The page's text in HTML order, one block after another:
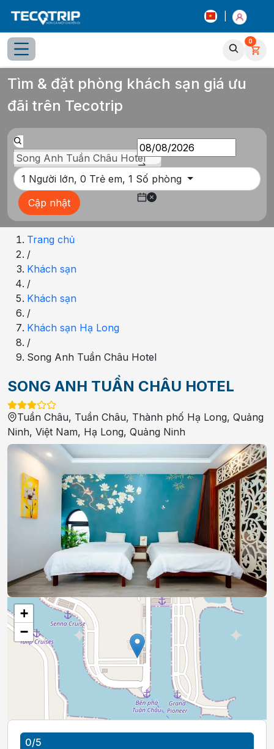
0
Tổng quan Chọn phòng Thông tin khách sạn Tiện
Tìm & đặt phòng khách sạn giá ưu
đãi trên Tecotrip
1 Người lớn, 0 Trẻ em, 1 Số phòng
Cập nhật
Trang chủ
/
Khách sạn
/
Khách sạn
/
Khách sạn Hạ Long
/
Song Anh Tuần Châu Hotel
SONG ANH TUẦN CHÂU HOTEL
Tuần Châu, Tuần Châu, Thành phố Hạ Long, Quảng
Ninh, Việt Nam, Hạ Long, Quảng Ninh
+
−
0/5